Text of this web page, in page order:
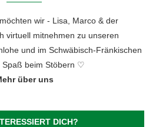
wir - Lisa, Marco & der
virtuell mitnehmen zu unseren
und im Schwäbisch-Fränkischen
Spaß beim Stöbern ♡
über uns
DICH?